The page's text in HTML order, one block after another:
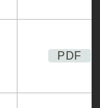
PDF